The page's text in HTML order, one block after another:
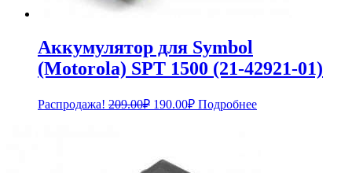
Аккумулятор для Symbol
(Motorola) SPT 1500 (21-42921-01)
Распродажа! 209.00₽ Первоначальная
190.00₽Текущая
цена:
Подробнее